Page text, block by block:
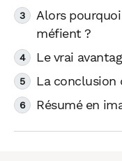
Alors pourquoi
méfient ?
Le vrai
La conclusion
Résumé en